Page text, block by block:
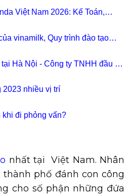
Việt Nam 2026: Kế Toán,
vinamilk, Quy trình đào tạo
Hà Nội - Công ty TNHH đầu tư
2023 nhiều vị trí
khi đi phỏng vấn?
nhất tại Việt Nam. Nhân
thành phố đánh con công
cho số phận những đứa